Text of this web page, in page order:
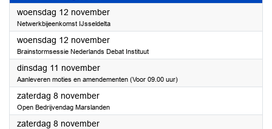
woensdag 12 november2025
Netwerkbijeenkomst IJsseldelta
woensdag 12 november2025
Brainstormsessie Nederlands Debat Instituut
dinsdag 11 november2025
Aanleveren moties en amendementen (Voor 09.00 uur)
zaterdag 8 november2025
Open Bedrijvendag Marslanden
zaterdag 8 november2025